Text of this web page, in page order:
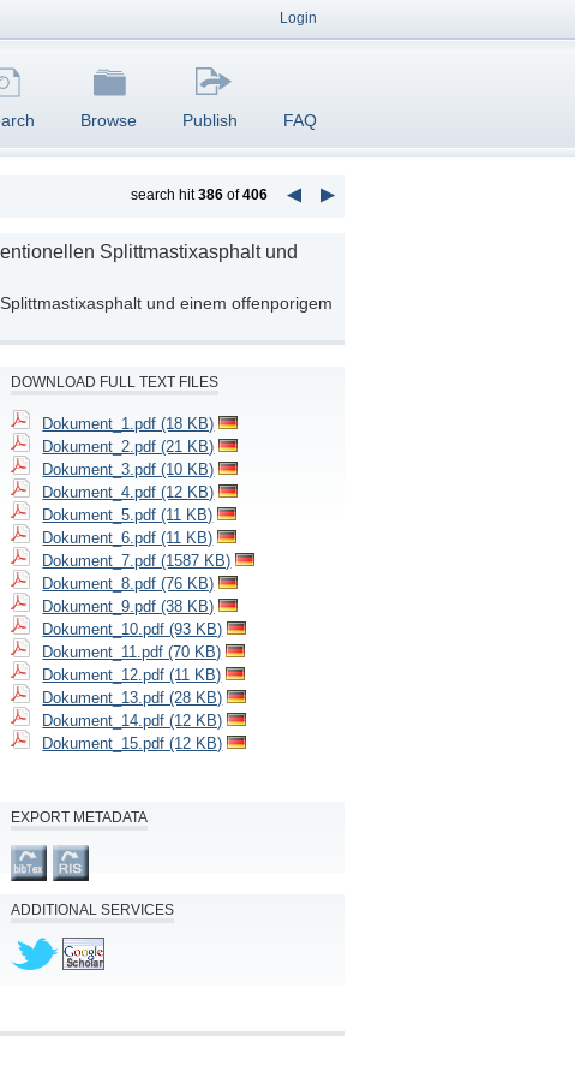
Login
Browse Publish FAQ
search hit386of406
Splittmastixasphalt und
und einem offenporigem
DOWNLOAD FULL TEXT FILES
Dokument_1.pdf (18 KB)
Dokument_2.pdf (21 KB)
Dokument_3.pdf (10 KB)
Dokument_4.pdf (12 KB)
Dokument_5.pdf (11 KB)
Dokument_6.pdf (11 KB)
Dokument_7.pdf (1587 KB)
Dokument_8.pdf (76 KB)
Dokument_9.pdf (38 KB)
Dokument_10.pdf (93 KB)
Dokument_11.pdf (70 KB)
Dokument_12.pdf (11 KB)
Dokument_13.pdf (28 KB)
Dokument_14.pdf (12 KB)
Dokument_15.pdf (12 KB)
EXPORT METADATA
ADDITIONAL SERVICES